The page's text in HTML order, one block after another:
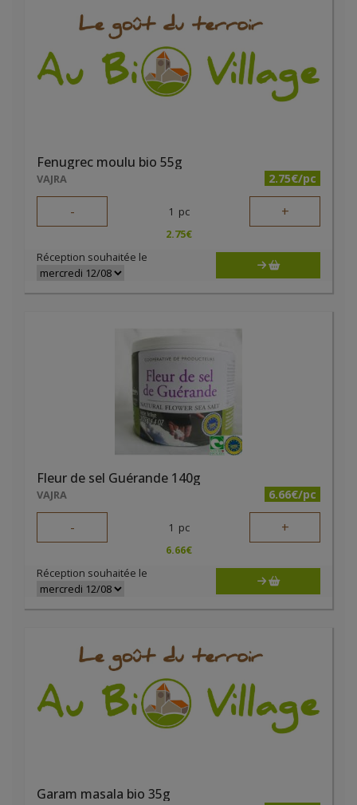
Fenugrec moulu bio 55g
VAJRA 2.75€/pc
- 1 pc +
2.75€
Réception souhaitée le
Fleur de sel Guérande 140g
VAJRA 6.66€/pc
- 1 pc +
6.66€
Réception souhaitée le
Garam masala bio 35g